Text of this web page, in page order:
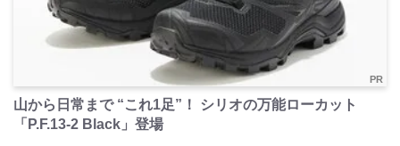
PR
山から日常まで “これ1足”！ シリオの万能ローカット
「P.F.13-2 Black」登場